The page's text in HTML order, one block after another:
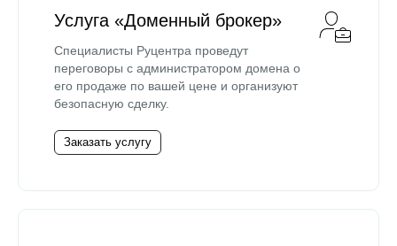
Услуга «Доменный брокер»
Специалисты Руцентра проведут
переговоры с администратором домена о
его продаже по вашей цене и организуют
безопасную сделку.
Заказать услугу